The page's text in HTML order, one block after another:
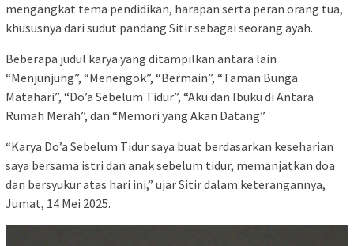
mengangkat tema pendidikan, harapan serta peran orang tua,
khususnya dari sudut pandang Sitir sebagai seorang ayah.
Beberapa judul karya yang ditampilkan antara lain
“Menjunjung”, “Menengok”, “Bermain”, “Taman Bunga
Matahari”, “Do’a Sebelum Tidur”, “Aku dan Ibuku di Antara
Rumah Merah”, dan “Memori yang Akan Datang”.
“Karya Do’a Sebelum Tidur saya buat berdasarkan keseharian
saya bersama istri dan anak sebelum tidur, memanjatkan doa
dan bersyukur atas hari ini,” ujar Sitir dalam keterangannya,
Jumat, 14 Mei 2025.